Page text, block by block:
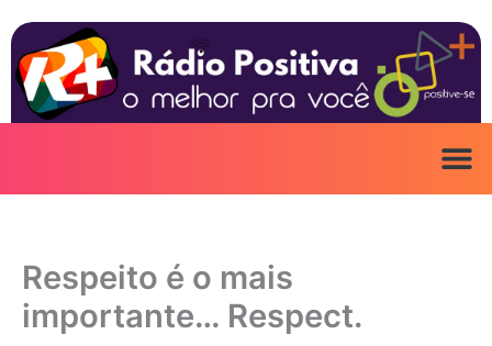
para
conteúdo
Respeito é o mais
importante… Respect.